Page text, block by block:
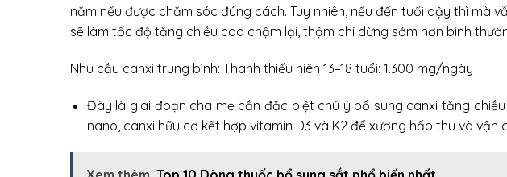
năm nếu được chăm sóc đúng cách. Tuy nhiên, nếu đến tuổi dậy thì mà
sẽ làm tốc độ tăng chiều cao chậm lại, thậm chí dừng sớm hơn bình
Nhu cầu canxi trung bình: Thanh thiếu niên 13–18 tuổi: 1.300 mg/ngày
Đây là giai đoạn cha mẹ cần đặc biệt chú ý bổ sung canxi tăng
nano, canxi hữu cơ kết hợp vitamin D3 và K2 để xương hấp thu và vận